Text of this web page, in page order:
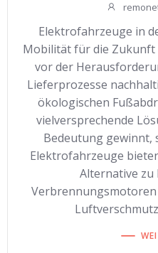
Elektrofahrzeuge in
Mobilität für die
vor der
Lieferprozesse
ökologischen
vielversprechende
Bedeutung gewinnt,
Elektrofahrzeuge
Alternative zu